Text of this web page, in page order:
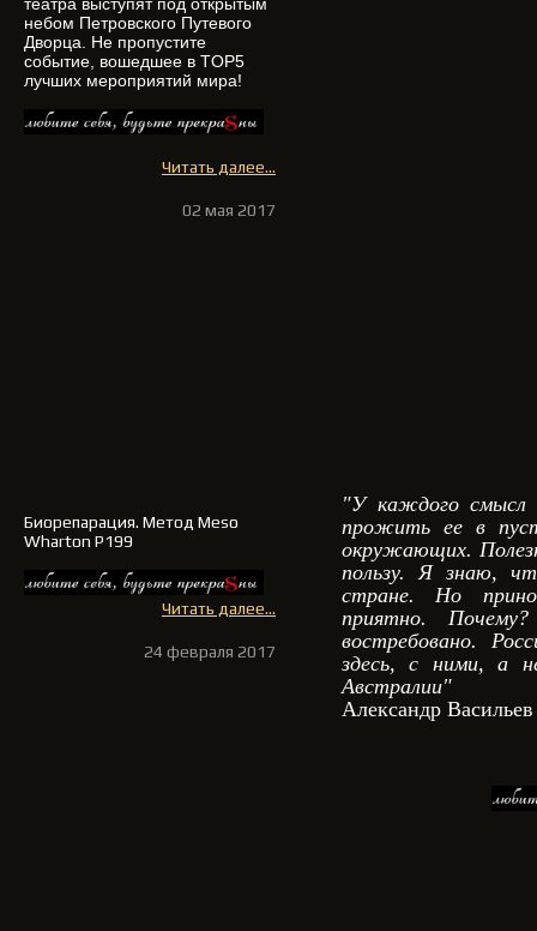
небом Петровского Путевого
Дворца. Не пропустите
событие, вошедшее в TOP5
лучших мероприятий мира!
Читать далее...
02 мая 2017
Биорепарация. Метод Meso
Wharton P199
Читать далее...
24 февраля 2017
"У каждого
прожить ее в
окружающих.
пользу. Я знаю,
стране. Но
приятно.
востребовано.
здесь, с ними, а
Австралии"
Александр Васильев